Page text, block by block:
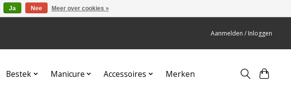
Aanmelden / Inloggen
Bestek Manicure Accessoires Merken
Ja Nee Meer over cookies »